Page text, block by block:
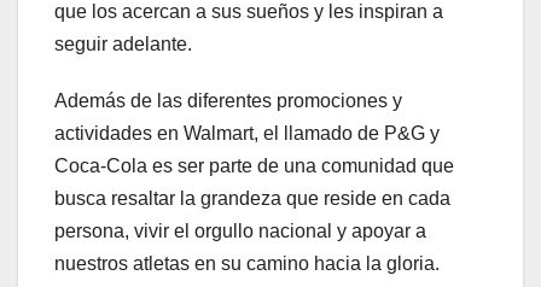
que los acercan a sus sueños y les inspiran a
seguir adelante.
Además de las diferentes promociones y
actividades en Walmart, el llamado de P&G y
Coca-Cola es ser parte de una comunidad que
busca resaltar la grandeza que reside en cada
persona, vivir el orgullo nacional y apoyar a
nuestros atletas en su camino hacia la gloria.